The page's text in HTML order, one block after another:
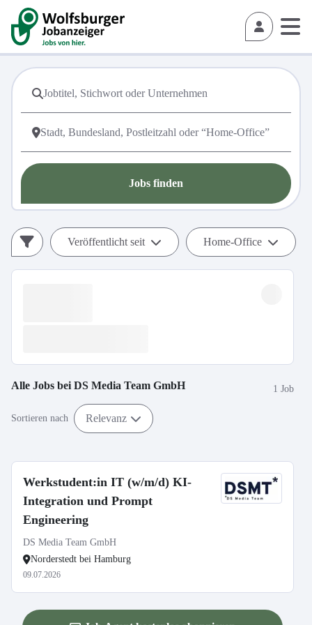
Jobs finden
Veröffentlicht seit Home-Office
Alle Jobs bei DS Media Team GmbH 1 Job
Sortieren nach Relevanz
Werkstudent:in IT (w/m/d) KI-
Integration und Prompt
Engineering
DS Media Team GmbH
Norderstedt bei Hamburg
09.07.2026